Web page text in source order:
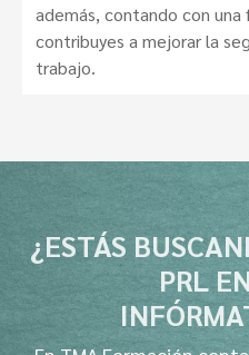
además, contando con
contribuyes a mejorar la
trabajo.
¿ESTÁS
PRL